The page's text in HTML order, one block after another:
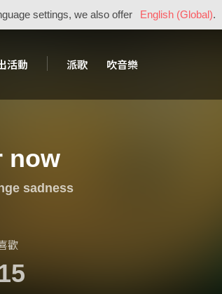
settings, we also offer English (Global).
活動 派歌 吹音樂
now
sadness
歡